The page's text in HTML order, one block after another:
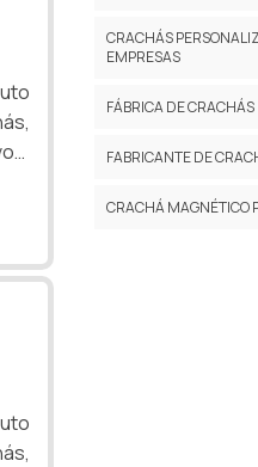
CRACHÁS
EMPRESAS
FÁBRICA DE CRACHÁS
FABRICANTE DE
CRACHÁ MAGNÉTICO